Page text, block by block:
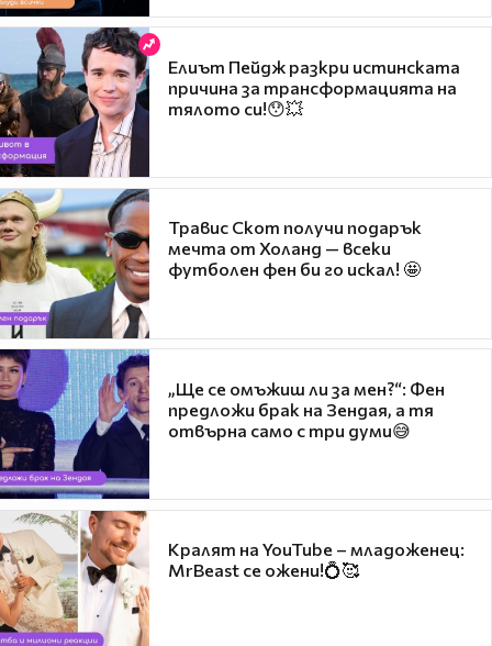
Елиът Пейдж разкри истинската
причина за трансформацията на
тялото си!😯💥
Травис Скот получи подарък
мечта от Холанд — всеки
футболен фен би го искал! 🤩
„Ще се омъжиш ли за мен?“: Фен
предложи брак на Зендая, а тя
отвърна само с три думи😅
Кралят на YouTube – младоженец:
MrBeast се ожени!💍🥰